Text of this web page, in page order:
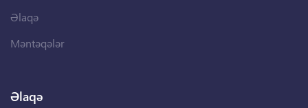
Əlaqə
Məntəqələr
Əlaqə